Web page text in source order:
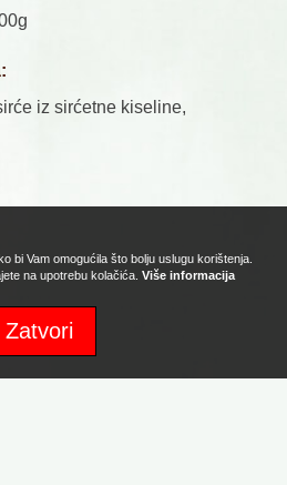
bi Vam omogućila što bolju uslugu korištenja.
na upotrebu kolačića. Više informacija
Zatvori
iz sirćetne kiseline,